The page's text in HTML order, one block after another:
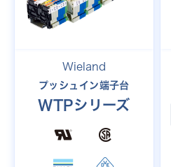
Wieland
プッシュイン端子台
WTPシリーズ